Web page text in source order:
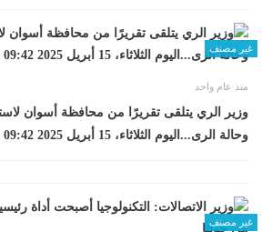
غير مصنف
منذ عام واحد
وزير الري يتلقى تقريرًا من محافظة أسوان
وحالة الرى...اليوم الثلاثاء، 15 أبريل 2025 09:42 صـ منذ 37 دقيقة
غير مصنف